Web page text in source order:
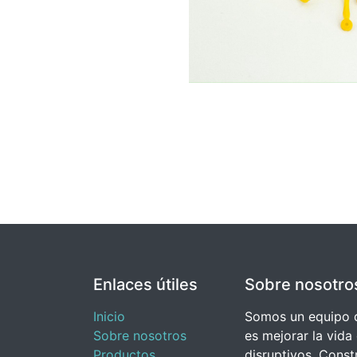
Enlaces útiles
Inicio
Sobre nosotros
Sobre
Somos un equipo
es mejorar la